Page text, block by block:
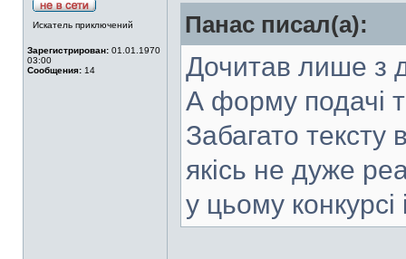
Искатель приключений
Зарегистрирован: 01.01.1970
03:00
Сообщения: 14
Панас писал(а):
Дочитав лише з
А форму подачі
Забагато тексту
якісь не дуже
у цьому